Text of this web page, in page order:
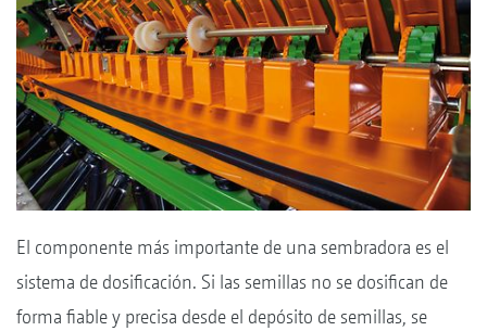
El componente más importante de una sembradora es el
sistema de dosificación. Si las semillas no se dosifican de
forma fiable y precisa desde el depósito de semillas, se